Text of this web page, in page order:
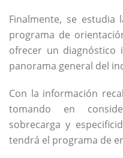
Finalmente, se estudia
programa de
ofrecer un diagnóstico
panorama general del
Con la información
tomando en
sobrecarga y
tendrá el programa de